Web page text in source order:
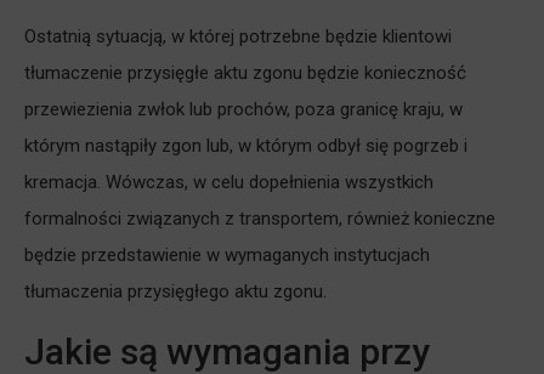
Ostatnią sytuacją, w której potrzebne będzie klientowi
tłumaczenie przysięgłe aktu zgonu będzie konieczność
przewiezienia zwłok lub prochów, poza granicę kraju, w
którym nastąpiły zgon lub, w którym odbył się pogrzeb i
kremacja. Wówczas, w celu dopełnienia wszystkich
formalności związanych z transportem, również konieczne
będzie przedstawienie w wymaganych instytucjach
tłumaczenia przysięgłego aktu zgonu.
Jakie są wymagania przy